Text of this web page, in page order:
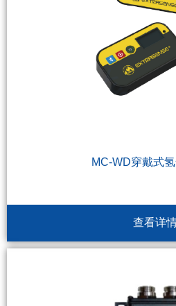
MC-WD穿戴式
查看详